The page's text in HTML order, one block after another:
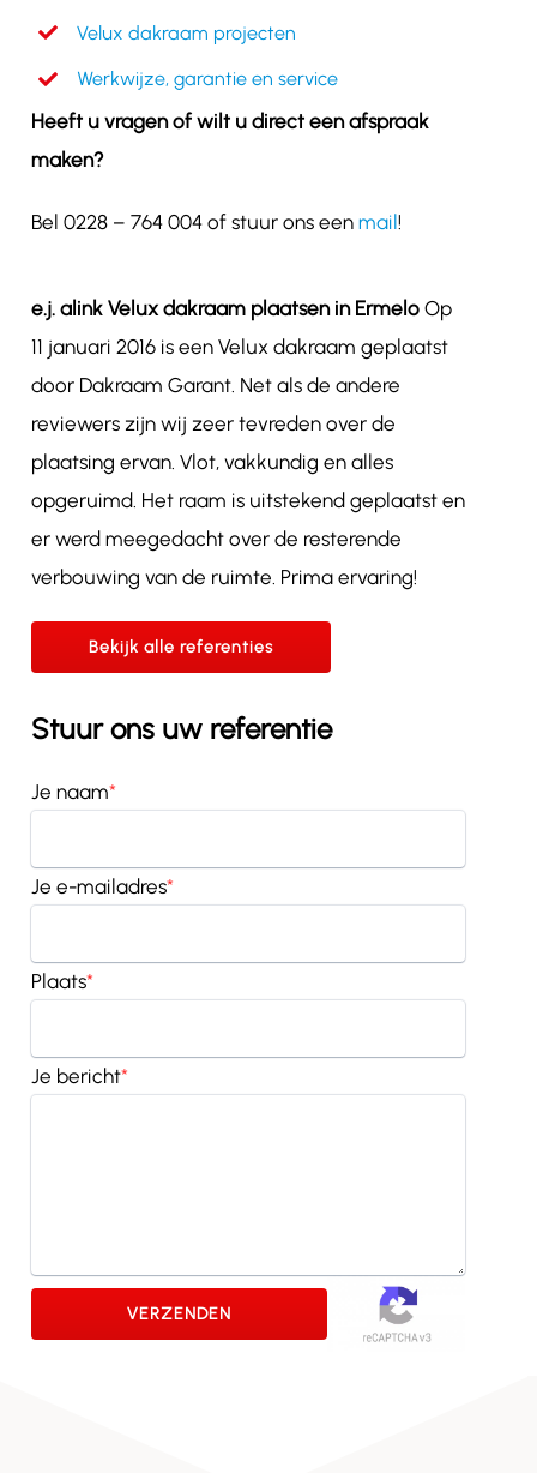
Velux dakraam projecten
Werkwijze, garantie en service
Heeft u vragen of wilt u direct een afspraak
maken?
Bel 0228 – 764 004 of stuur ons een mail!
e.j. alink Velux dakraam plaatsen in ErmeloOp
11 januari 2016 is een Velux dakraam geplaatst
door Dakraam Garant. Net als de andere
reviewers zijn wij zeer tevreden over de
plaatsing ervan. Vlot, vakkundig en alles
opgeruimd. Het raam is uitstekend geplaatst en
er werd meegedacht over de resterende
verbouwing van de ruimte. Prima ervaring!
Bekijk alle referenties
Stuur ons uw referentie
Je naam*
Je e-mailadres*
Plaats*
Je bericht*